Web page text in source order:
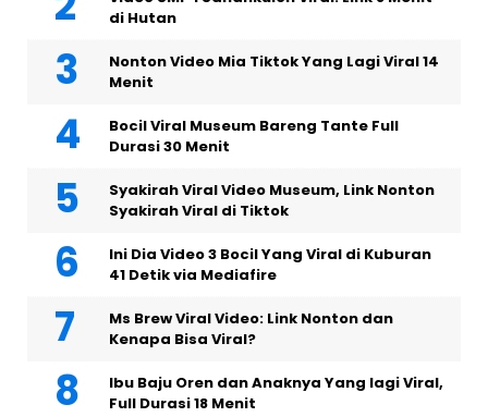
di Hutan
Nonton Video Mia Tiktok Yang Lagi Viral 14
Menit
Bocil Viral Museum Bareng Tante Full
Durasi 30 Menit
Syakirah Viral Video Museum, Link Nonton
Syakirah Viral di Tiktok
Ini Dia Video 3 Bocil Yang Viral di Kuburan
41 Detik via Mediafire
Ms Brew Viral Video: Link Nonton dan
Kenapa Bisa Viral?
Ibu Baju Oren dan Anaknya Yang lagi Viral,
Full Durasi 18 Menit